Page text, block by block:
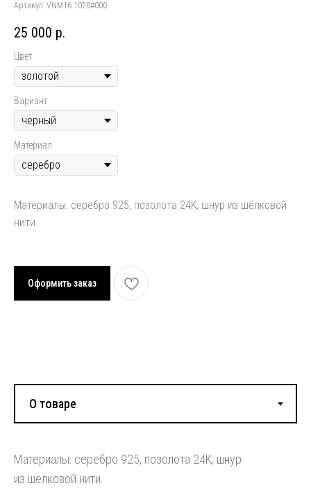
Артикул: VNM16 1020#000
25 000 р.
Цвет
Вариант
Материал
Материалы: серебро 925, позолота 24K, шнур из шёлковой
нити.
Оформить заказ
Материалы: серебро 925, позолота 24K, шнур
из шёлковой нити.
Смотрите также: